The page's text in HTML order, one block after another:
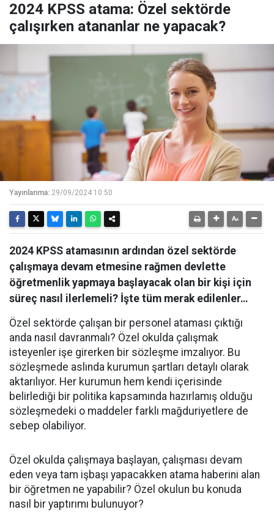
2024 KPSS atama: Özel sektörde
çalışırken atananlar ne yapacak?
Yayınlanma: 29/09/2024 10:50
2024 KPSS atamasının ardından özel sektörde
çalışmaya devam etmesine rağmen devlette
öğretmenlik yapmaya başlayacak olan bir kişi için
süreç nasıl ilerlemeli? İşte tüm merak edilenler…
Özel sektörde çalışan bir personel ataması çıktığı
anda nasıl davranmalı? Özel okulda çalışmak
isteyenler işe girerken bir sözleşme imzalıyor. Bu
sözleşmede aslında kurumun şartları detaylı olarak
aktarılıyor. Her kurumun hem kendi içerisinde
belirlediği bir politika kapsamında hazırlamış olduğu
sözleşmedeki o maddeler farklı mağduriyetlere de
sebep olabiliyor.
Özel okulda çalışmaya başlayan, çalışması devam
eden veya tam işbaşı yapacakken atama haberini alan
bir öğretmen ne yapabilir? Özel okulun bu konuda
nasıl bir yaptırımı bulunuyor?